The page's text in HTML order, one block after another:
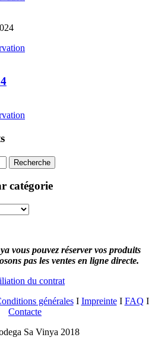
Recherche
catégorie
vous pouvez réserver vos produits
pas les ventes en ligne directe.
du contrat
généralesI ImpreinteI FAQ I
Contacte
Sa Vinya 2018